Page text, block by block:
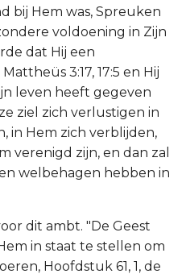
bij Hem was, Spreuken
voldoening in Zijn
dat Hij een
3:17, 17:5 en Hij
leven heeft gegeven
ziel zich verlustigen in
in Hem zich verblijden,
verenigd zijn, en dan zal
welbehagen hebben in
dit ambt. "De Geest
in staat te stellen om
Hoofdstuk 61, 1, de